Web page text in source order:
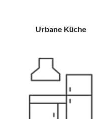
Urbane Küche